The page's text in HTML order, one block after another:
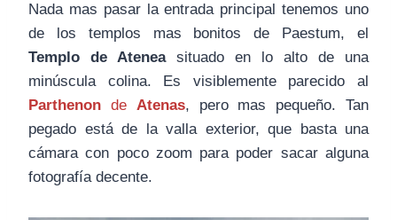
Nada mas pasar la entrada principal tenemos uno
de los templos mas bonitos de Paestum, el
Templo de Atenea situado en lo alto de una
minúscula colina. Es visiblemente parecido al
Parthenon de Atenas, pero mas pequeño. Tan
pegado está de la valla exterior, que basta una
cámara con poco zoom para poder sacar alguna
fotografía decente.